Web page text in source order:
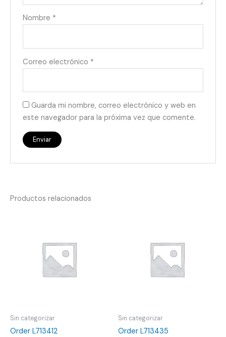
Nombre *
Correo electrónico *
Guarda mi nombre, correo electrónico y web en
este navegador para la próxima vez que comente.
Productos relacionados
Sin categorizar
Order L713412
Sin categorizar
Order L713435